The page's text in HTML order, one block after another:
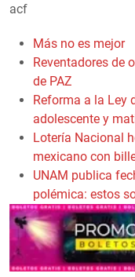
acf
Más no es mejor
Reventadores de
de PAZ
Reforma a la Ley
adolescente y
Lotería Nacional
mexicano con
UNAM publica
polémica: estos